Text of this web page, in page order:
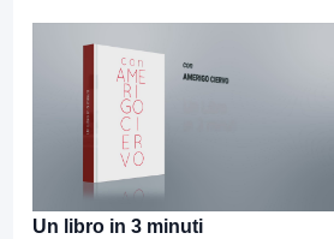
Un libro in 3 minuti